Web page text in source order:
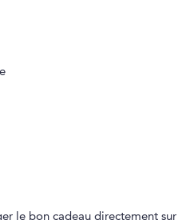
le bon cadeau directement sur